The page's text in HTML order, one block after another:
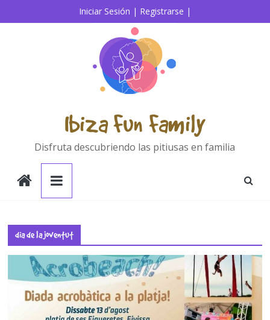
al
Iniciar Sesión | Registrarse |
Ibiza Fun Family
Disfruta descubriendo las pitiusas en familia
dia de la joventut